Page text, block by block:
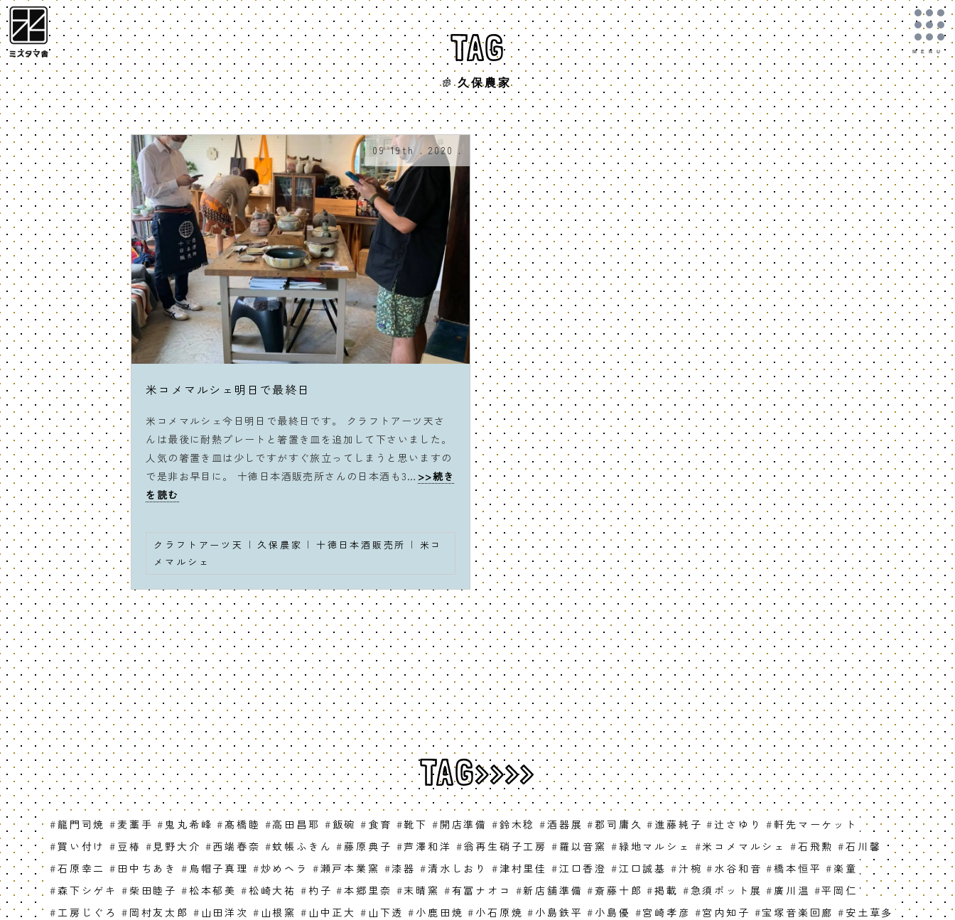
TAG
# 久保農家
09 19th . 2020 .
米コメマルシェ明日で最終日
米コメマルシェ今日明日で最終日です。 クラフトアーツ天さ
んは最後に耐熱プレートと箸置き皿を追加して下さいました。
人気の箸置き皿は少しですがすぐ旅立ってしまうと思いますの
で是非お早目に。 十徳日本酒販売所さんの日本酒も3… >>続き
を読む
クラフトアーツ天 |久保農家 | 十徳日本酒販売所 | 米コ
メマルシェ
TAG>>>>
#龍門司焼 #麦藁手 # 鬼丸希峰 #髙橋睦 #高田昌耶 #飯碗 # 食育 #靴下 # 開店準備 #鈴木稔 #酒器展 #郡司庸久 # 進藤純子 # 辻さゆり #軒先マーケット
# 買い付け # 豆椿 # 見野大介 #西端春奈 #蚊帳ふきん # 藤原典子 #芦澤和洋 #翁再生硝子工房 # 羅以音窯 #緑地マルシェ #米コメマルシェ #石飛勲 #石川馨
#石原幸二 # 田中ちあき # 烏帽子真理 #炒めヘラ #瀬戸本業窯 #漆器 #清水しおり # 津村里佳 #江口香澄 #江口誠基 # 汁椀 # 水谷和音 #橋本恒平 #楽童
# 森下シゲキ #柴田睦子 #松本郁美 #松崎大祐 #杓子 #本郷里奈 #末晴窯 #有冨ナオコ #新店舗準備 #斎藤十郎 #掲載 #急須ポット展 # 廣川温 #平岡仁
# 工房じぐろ # 岡村友太郎 # 山田洋次 # 山根窯 # 山中正大 # 山下透 # 小鹿田焼 # 小石原焼 # 小島鉄平 # 小島優 #宮崎孝彦 #宮内知子 #宝塚音楽回廊 # 安土草多